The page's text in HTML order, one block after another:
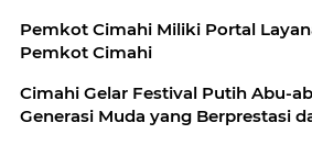
Pemkot Cimahi Miliki Portal
Pemkot Cimahi
Cimahi Gelar Festival Putih Abu-
Generasi Muda yang Berprestasi